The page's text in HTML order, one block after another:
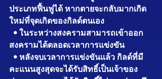
ประเภทฟื้นฟูได้ หากตายจะกลับมากเกิด
ใหม่ที่จุดเกิดของกิลด์ตนเอง
สงครามได้ตลอดเวลาการแข่งขัน
คะแนนสูงสุดจะได้รับสิทธิ์เป็นเจ้าของ